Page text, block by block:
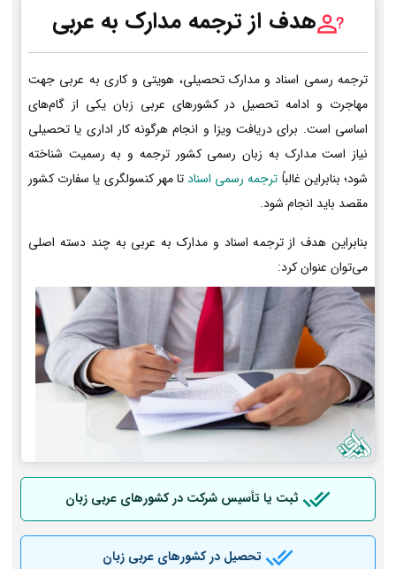
هدف از ترجمه مدارک به عربی
ترجمه رسمی اسناد و مدارک تحصیلی، هویتی و کاری به عربی جهت
مهاجرت و ادامه تحصیل در کشورهای عربی زبان یکی از گام‌های
اساسی است. برای دریافت ویزا و انجام هرگونه کار اداری یا تحصیلی
نیاز است مدارک به زبان رسمی کشور ترجمه و به رسمیت شناخته
شود؛ بنابراین غالباً ترجمه رسمی اسنادتا مهر کنسولگری یا سفارت کشور
مقصد باید انجام شود.
بنابراین هدف از ترجمه اسناد و مدارک به عربی به چند دسته اصلی
می‌توان عنوان کرد:
ثبت یا تأسیس شرکت در کشورهای عربی زبان
تحصیل در کشورهای عربی زبان